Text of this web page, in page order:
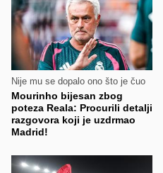
Nije mu se dopalo ono što je čuo
Mourinho bijesan zbog
poteza Reala: Procurili detalji
razgovora koji je uzdrmao
Madrid!